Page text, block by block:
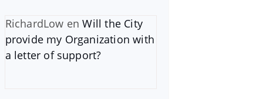
RichardLow enWill the City
provide my Organization with
a letter of support?